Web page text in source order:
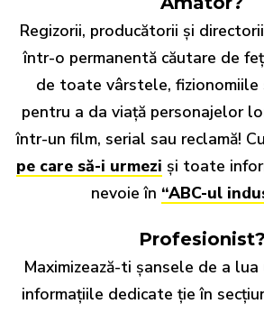
Regizorii, producătorii și
într-o permanentă căutare de
de toate vârstele, fizionomiile
pentru a da viață personajelor
într-un film, serial sau reclamă!
pe care să-i urmezi și toate
nevoie în “ABC-ul
Profesionist?
Maximizează-ti șansele de a lua
informațiile dedicate ție în